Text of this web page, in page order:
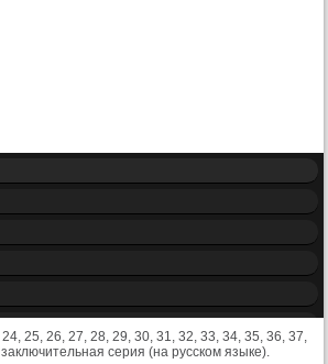
25, 26, 27, 28, 29, 30, 31, 32, 33, 34, 35, 36, 37,
серия (на русском языке).